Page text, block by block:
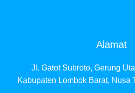
Alamat
Jl. Gatot Subroto, Gerung
Kabupaten Lombok Barat, Nusa